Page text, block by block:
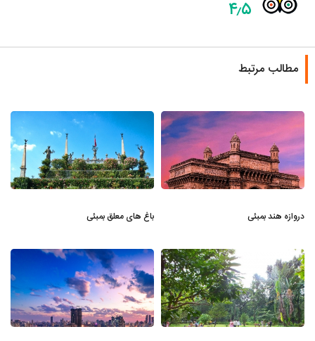
۴٫۵
مطالب مرتبط
دروازه هند بمبئی باغ های معلق بمبئی